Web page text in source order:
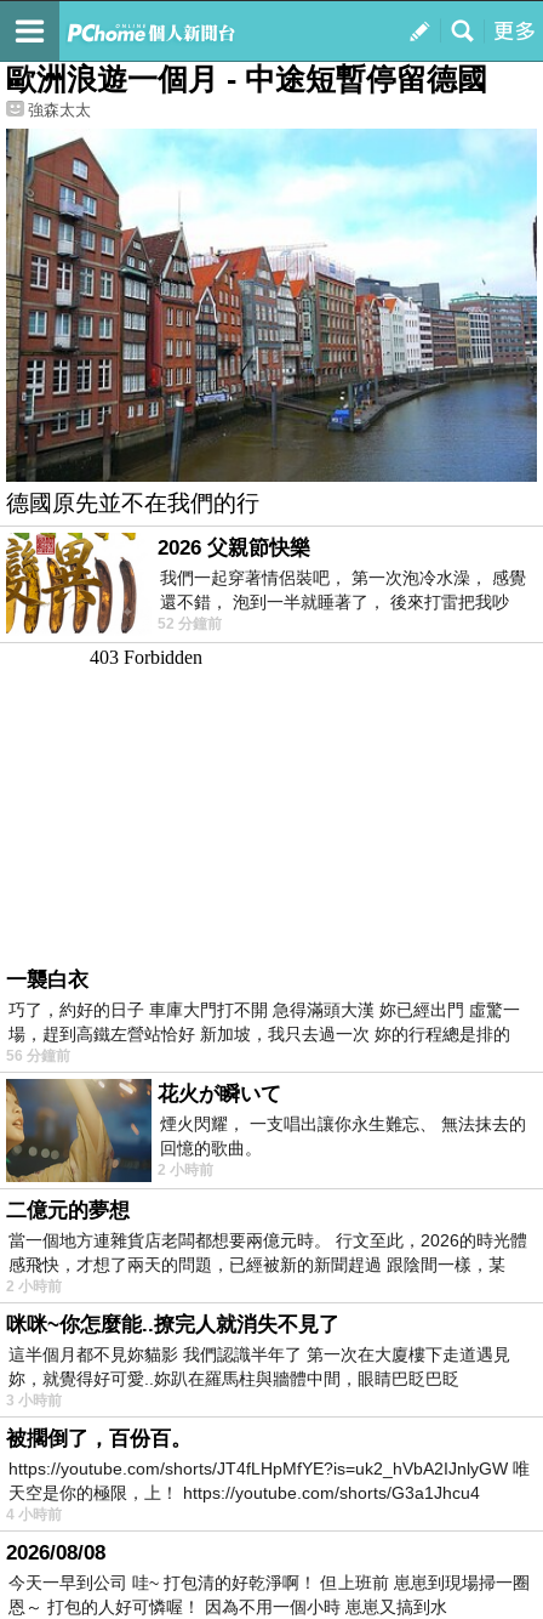
我的
最新文章
歐洲浪遊一個月 - 中途短暫停留德國
強森太太
德國原先並不在我們的行
2026 父親節快樂
我們一起穿著情侶裝吧， 第一次泡冷水澡， 感覺
還不錯， 泡到一半就睡著了， 後來打雷把我吵
醒， 手
52 分鐘前
一襲白衣
巧了，約好的日子 車庫大門打不開 急得滿頭大漢 妳已經出門 虛驚一
場，趕到高鐵左營站恰好 新加坡，我只去過一次 妳的行程總是排的
56 分鐘前
花火が瞬いて
煙火閃耀， 一支唱出讓你永生難忘、 無法抹去的
回憶的歌曲。
2 小時前
二億元的夢想
當一個地方連雜貨店老闆都想要兩億元時。 行文至此，2026的時光體
感飛快，才想了兩天的問題，已經被新的新聞趕過 跟陰間一樣，某
2 小時前
咪咪~你怎麼能..撩完人就消失不見了
這半個月都不見妳貓影 我們認識半年了 第一次在大廈樓下走道遇見
妳，就覺得好可愛..妳趴在羅馬柱與牆體中間，眼睛巴眨巴眨
3 小時前
被擱倒了，百份百。
https://youtube.com/shorts/JT4fLHpMfYE?is=uk2_hVbA2IJnlyGW 唯
天空是你的極限，上！ https://youtube.com/shorts/G3a1Jhcu4
4 小時前
2026/08/08
今天一早到公司 哇~ 打包清的好乾淨啊！ 但上班前 崽崽到現場掃一圈
恩～ 打包的人好可憐喔！ 因為不用一個小時 崽崽又搞到水